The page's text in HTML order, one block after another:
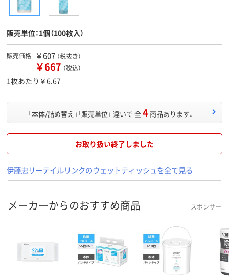
販売単位：1個（100枚入）
販売価格 ￥607 （税抜き）
￥667 （税込）
1枚あたり￥6.67
「本体/詰め替え」「販売単位」 違いで 全4 商品あります。
お取り扱い終了しました
伊藤忠リーテイルリンクのウェットティッシュを全て見る
メーカーからのおすすめ商品 スポンサー